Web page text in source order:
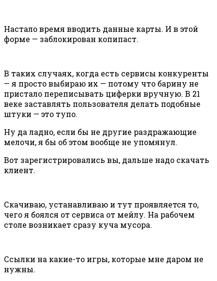
Настало время вводить данные карты. И в этой
форме — заблокирован копипаст.
В таких случаях, когда есть сервисы конкуренты
— я просто выбираю их — потому что барину не
пристало переписывать циферки вручную. В 21
веке заставлять пользователя делать подобные
штуки — это тупо.
Ну да ладно, если бы не другие раздражающие
мелочи, я бы об этом вообще не упомянул.
Вот зарегистрировались вы, дальше надо скачать
клиент.
Скачиваю, устанавливаю и тут проявляется то,
чего я боялся от сервиса от мейлу. На рабочем
столе возникает сразу куча мусора.
Ссылки на какие-то игры, которые мне даром не
нужны.